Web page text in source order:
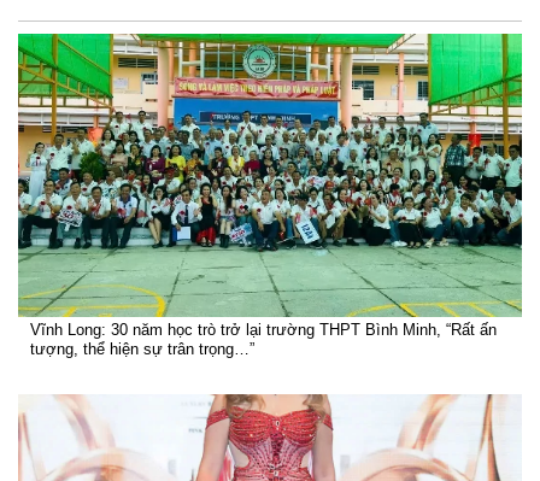
Vĩnh Long: 30 năm học trò trở lại trường THPT Bình Minh, “Rất ấn
tượng, thể hiện sự trân trọng…”